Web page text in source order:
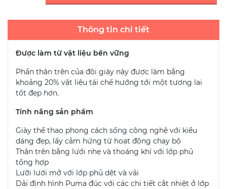
Thông tin chi tiết
Được làm từ vật liệu bền vững
Phần thân trên của đôi giày này được làm bằng
khoảng 20% ​​vật liệu tái chế hướng tới một tương lai
tốt đẹp hơn.
Tính năng sản phẩm
Giày thể thao phong cách sống công nghệ với kiểu
dáng đẹp, lấy cảm hứng từ hoạt động chạy bộ
Thân trên bằng lưới nhẹ và thoáng khí với lớp phủ
tổng hợp
Lưỡi lưới mở với lớp phủ dệt và vải
Dải định hình Puma đúc với các chi tiết cắt nhiệt ở lớp